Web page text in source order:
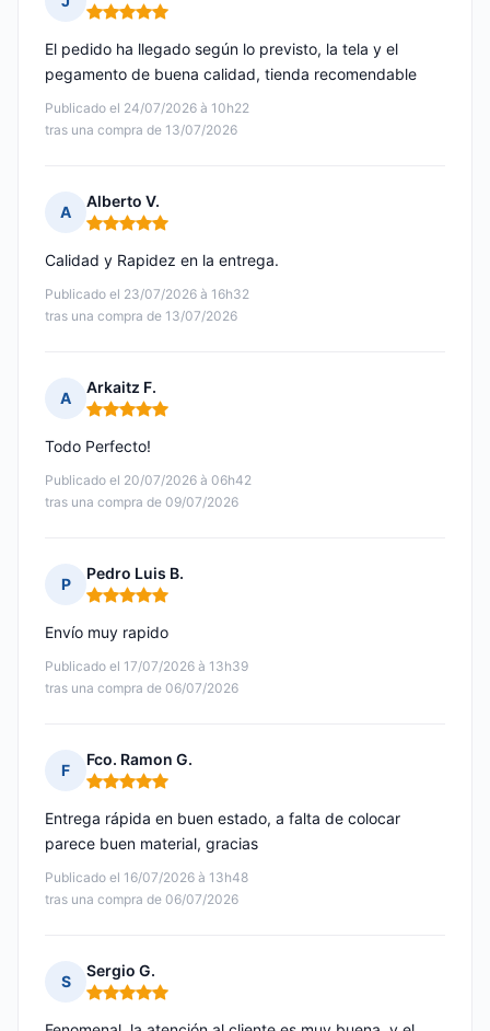
Nota: 5 de 5
Publicado el 24/07/2026 à 10h22
tras una compra de 13/07/2026
El pedido ha llegado según lo previsto, la tela y el
pegamento de buena calidad, tienda recomendable
A
Alberto V.
Nota: 5 de 5
Publicado el 23/07/2026 à 16h32
tras una compra de 13/07/2026
Calidad y Rapidez en la entrega.
A
Arkaitz F.
Nota: 5 de 5
Publicado el 20/07/2026 à 06h42
tras una compra de 09/07/2026
Todo Perfecto!
P
Pedro Luis B.
Nota: 5 de 5
Publicado el 17/07/2026 à 13h39
tras una compra de 06/07/2026
Envío muy rapido
F
Fco. Ramon G.
Nota: 5 de 5
Publicado el 16/07/2026 à 13h48
tras una compra de 06/07/2026
Entrega rápida en buen estado, a falta de colocar
parece buen material, gracias
S
Sergio G.
Nota: 5 de 5